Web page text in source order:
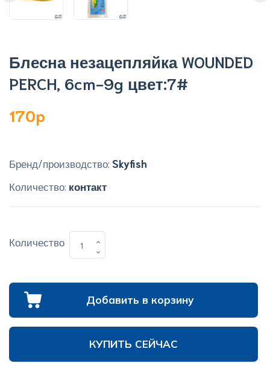
Блесна незацепляйка WOUNDED
PERCH, 6cm-9g цвет:7#
170p
Бренд/производство: Skyfish
Количество: контакт
Количество
Добавить в корзину
КУПИТЬ СЕЙЧАС